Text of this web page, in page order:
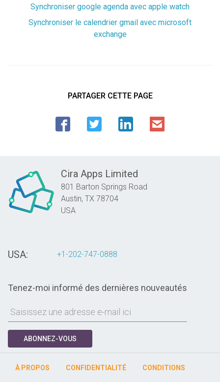
Synchroniser google agenda avec apple watch
Synchroniser le calendrier gmail avec microsoft
exchange
PARTAGER CETTE PAGE
Cira Apps Limited
801 Barton Springs Road
Austin, TX 78704
USA
USA: +1-202-747-0888
Tenez-moi informé des dernières nouveautés
ABONNEZ-VOUS
À PROPOS CONFIDENTIALITÉ CONDITIONS